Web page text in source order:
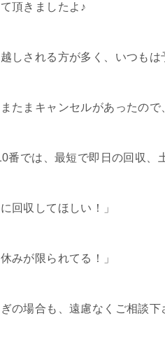
頂きましたよ♪
しされる方が多く、いつも
たまキャンセルがあったの
番では、最短で即日の回収、
に回収してほしい！」
休みが限られてる！」
の場合も、遠慮なくご相談下